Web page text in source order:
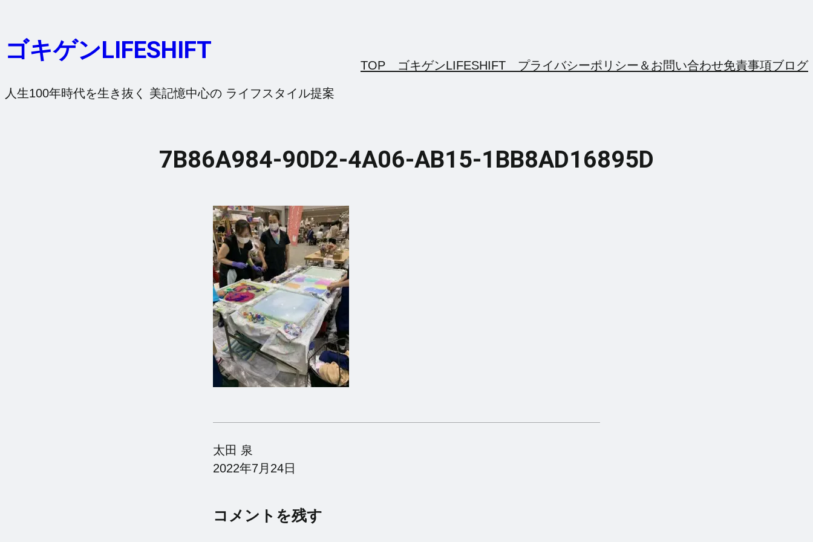
を
キ
ゴキゲンLIFESHIFT
人生100年時代を生き抜く 美記憶中心の ライフスタイル提案
TOP ゴキゲンLIFESHIFT プライバシーポリシー＆お問い合わせ免責事項ブログ
7B86A984-90D2-4A06-AB15-1BB8AD16895D
太田 泉
2022年7月24日
コメントを残す